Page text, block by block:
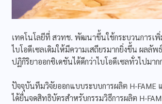
เทคโนโลยีที่ สวทช. พัฒนาขึ้นใช้กระบวนการเพิ่
ไบโอดีเซลเดิมให้มีความเสถียรมากยิ่งขึ้น ผลลั
ปฏิกิริยาออกซิเดชันได้ดีกว่าไบโอดีเซลทั่วไปมาก
ปัจจุบันทีมวิจัยออกแบบระบบการผลิต H-FAME
ได้ยื่นจดสิทธิบัตรสำหรับกรรมวิธีการผลิต H-